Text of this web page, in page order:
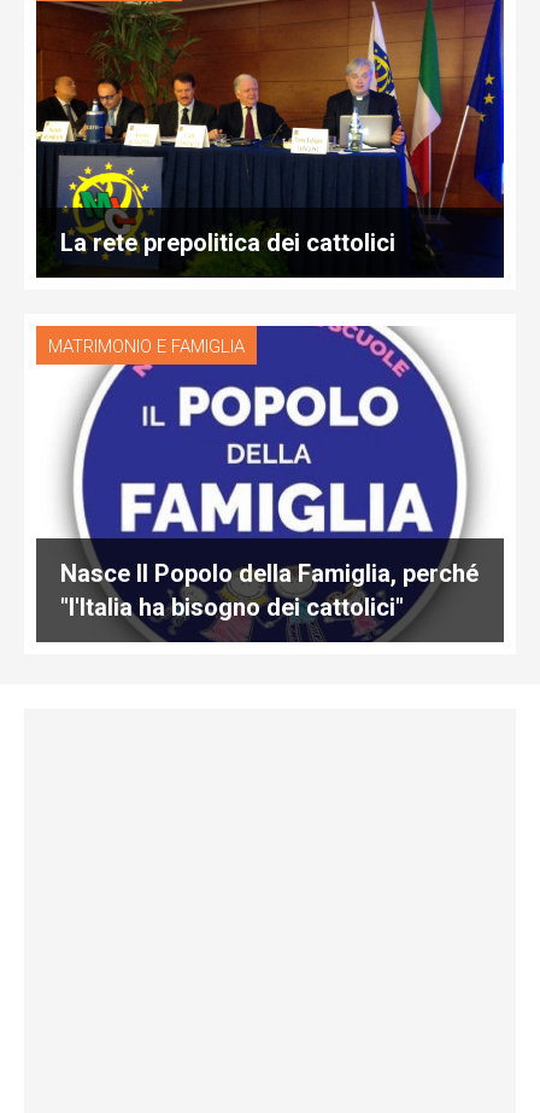
La rete prepolitica dei cattolici
MATRIMONIO E FAMIGLIA
Nasce Il Popolo della Famiglia, perché
"l'Italia ha bisogno dei cattolici"